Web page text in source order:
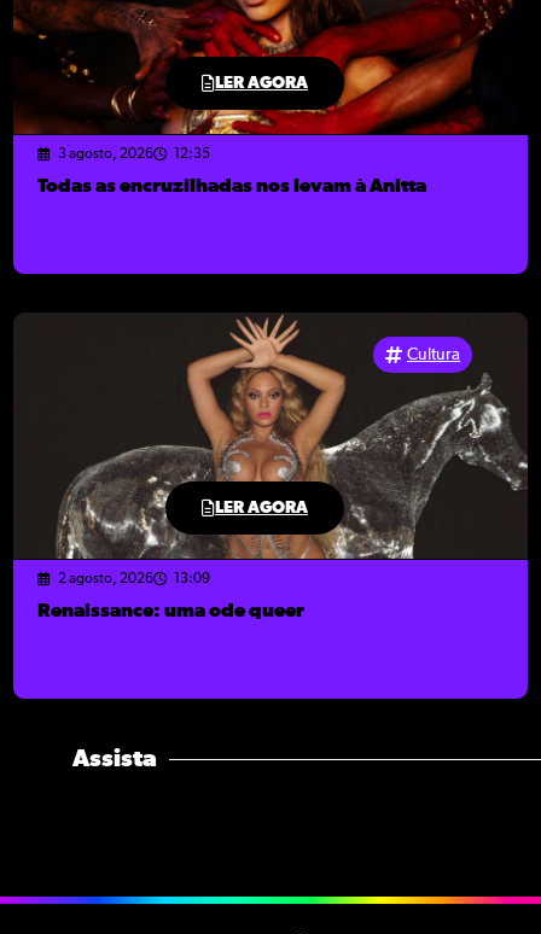
LER AGORA
3 agosto, 2026 12:35
Todas as encruzilhadas nos levam à Anitta
LER AGORA
Cultura
2 agosto, 2026 13:09
Renaissance: uma ode queer
Assista